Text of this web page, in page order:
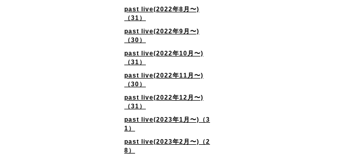
past live(2022年8月〜)
（31）
past live(2022年9月〜)
（30）
past live(2022年10月〜)
（31）
past live(2022年11月〜)
（30）
past live(2022年12月〜)
（31）
past live(2023年1月〜)（3
1）
past live(2023年2月〜)（2
8）